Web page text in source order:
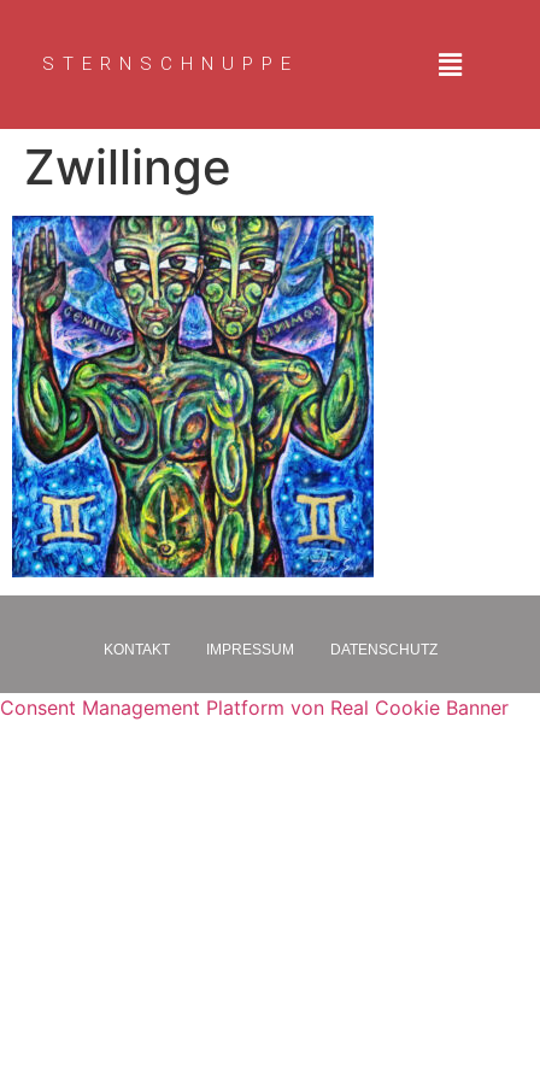
STERNSCHNUPPE
Zwillinge
KONTAKT IMPRESSUM DATENSCHUTZ
Consent Management Platform von Real Cookie Banner